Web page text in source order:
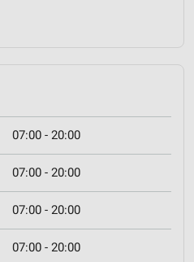
07:00 - 20:00
07:00 - 20:00
07:00 - 20:00
07:00 - 20:00